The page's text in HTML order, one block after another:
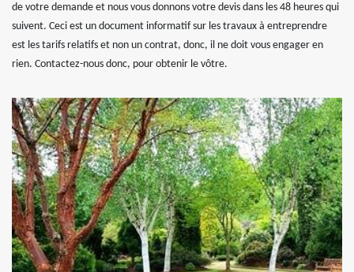
de votre demande et nous vous donnons votre devis dans les 48 heures qui
suivent. Ceci est un document informatif sur les travaux à entreprendre
est les tarifs relatifs et non un contrat, donc, il ne doit vous engager en
rien. Contactez-nous donc, pour obtenir le vôtre.